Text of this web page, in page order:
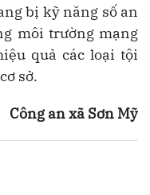
bị kỹ năng số an
môi trường mạng
quả các loại tội
sở.
Công an xã Sơn Mỹ